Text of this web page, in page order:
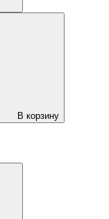
В корзину